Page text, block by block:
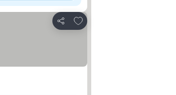
Κοινοποίηση
Προσθήκη στα αγαπημένα